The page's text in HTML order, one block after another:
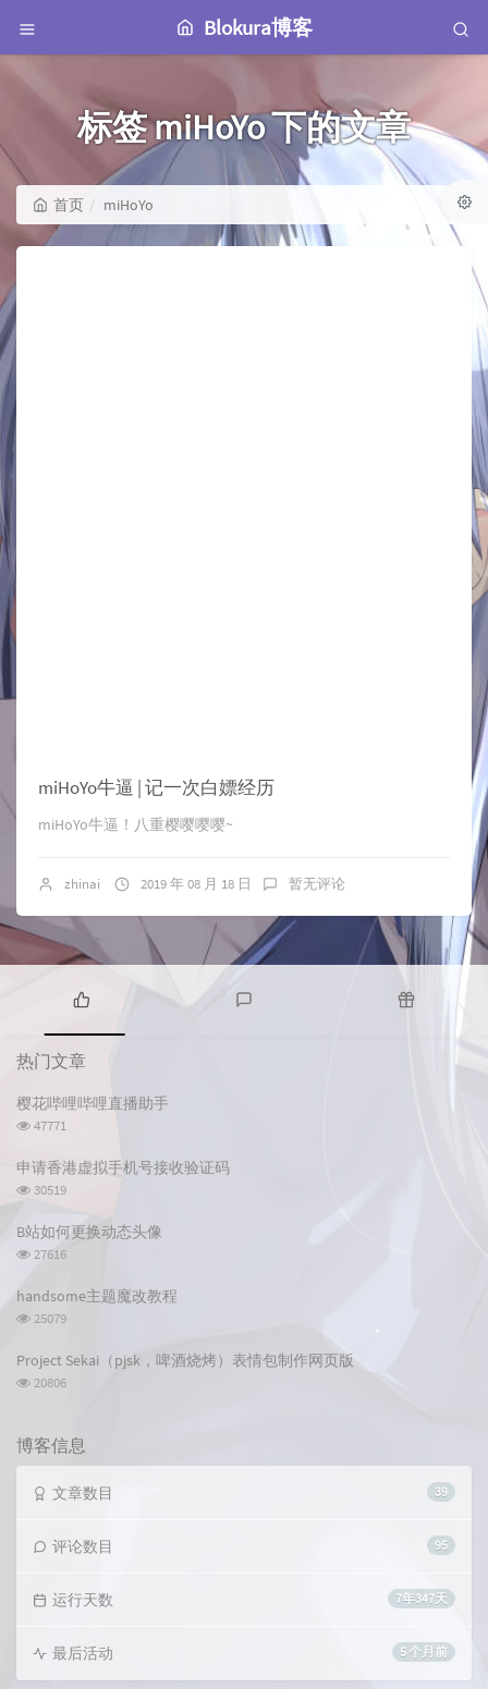
Blokura博客
标签 miHoYo 下的文章
首页 miHoYo
miHoYo牛逼 | 记一次白嫖经历
miHoYo牛逼！八重樱嘤嘤嘤~
zhinai 2019 年 08 月 18 日 暂无评论
热
门
文
章
热门文章
樱花哔哩哔哩直播助手
浏
次
数:
47771
申请香港虚拟手机号接收验证码
浏
次
数:
30519
B站如何更换动态头像
浏
次
27616
handsome主题魔改教程
浏
次
数:
25079
Project Sekai（pjsk，啤酒烧烤）表情包制作网页版
浏
数:
20806
博客信息
39
文章数目
95
评论数目
7年347天
运行天数
5 个月前
最后活动